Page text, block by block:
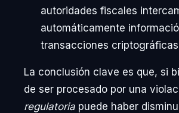
autoridades fiscales
automáticamente
transacciones
La conclusión clave es que, si
de ser procesado por una
regulatoria puede haber